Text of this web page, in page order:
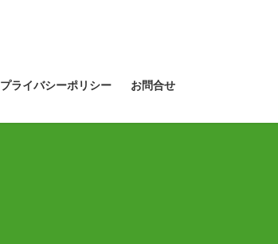
プライバシーポリシー お問合せ